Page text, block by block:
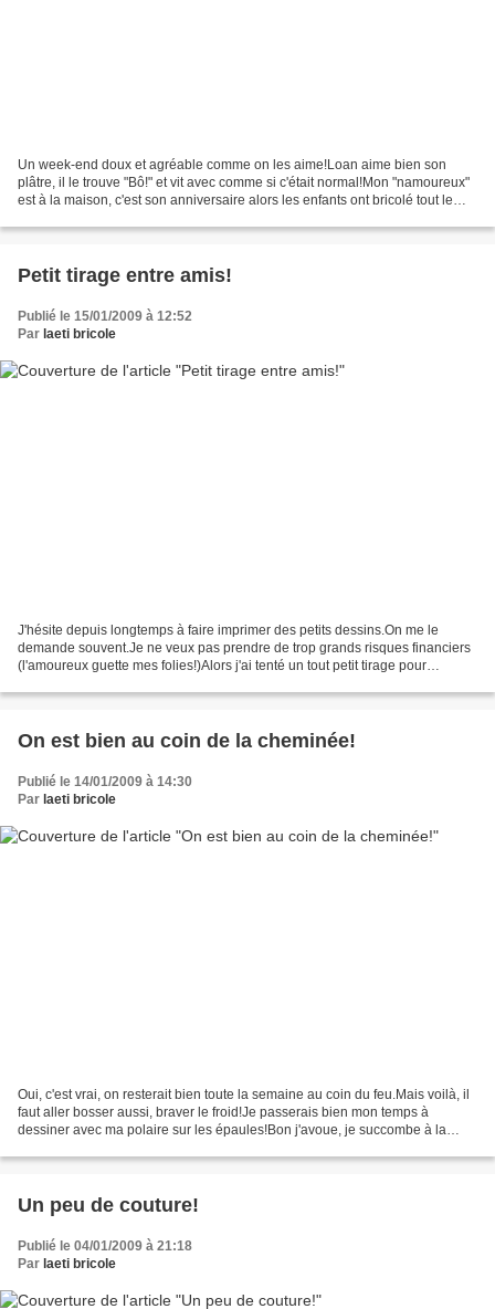
Un week-end doux et agréable comme on les aime!Loan aime bien son
plâtre, il le trouve "Bô!" et vit avec comme si c'était normal!Mon "namoureux"
est à la maison, c'est son anniversaire alors les enfants ont bricolé tout le
Petit tirage entre amis!
Publié le 15/01/2009 à 12:52
Par laeti bricole
J'hésite depuis longtemps à faire imprimer des petits dessins.On me le
demande souvent.Je ne veux pas prendre de trop grands risques financiers
(l'amoureux guette mes folies!)Alors j'ai tenté un tout petit tirage pour
On est bien au coin de la cheminée!
Publié le 14/01/2009 à 14:30
Par laeti bricole
Oui, c'est vrai, on resterait bien toute la semaine au coin du feu.Mais voilà, il
faut aller bosser aussi, braver le froid!Je passerais bien mon temps à
dessiner avec ma polaire sur les épaules!Bon j'avoue, je succombe à la
Un peu de couture!
Publié le 04/01/2009 à 21:18
Par laeti bricole